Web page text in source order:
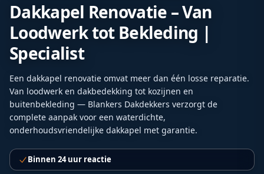
Dakkapel Renovatie – Van
Loodwerk tot Bekleding |
Specialist
Een dakkapel renovatie omvat meer dan één losse reparatie.
Van loodwerk en dakbedekking tot kozijnen en
buitenbekleding — Blankers Dakdekkers verzorgt de
complete aanpak voor een waterdichte,
onderhoudsvriendelijke dakkapel met garantie.
Binnen 24 uur reactie